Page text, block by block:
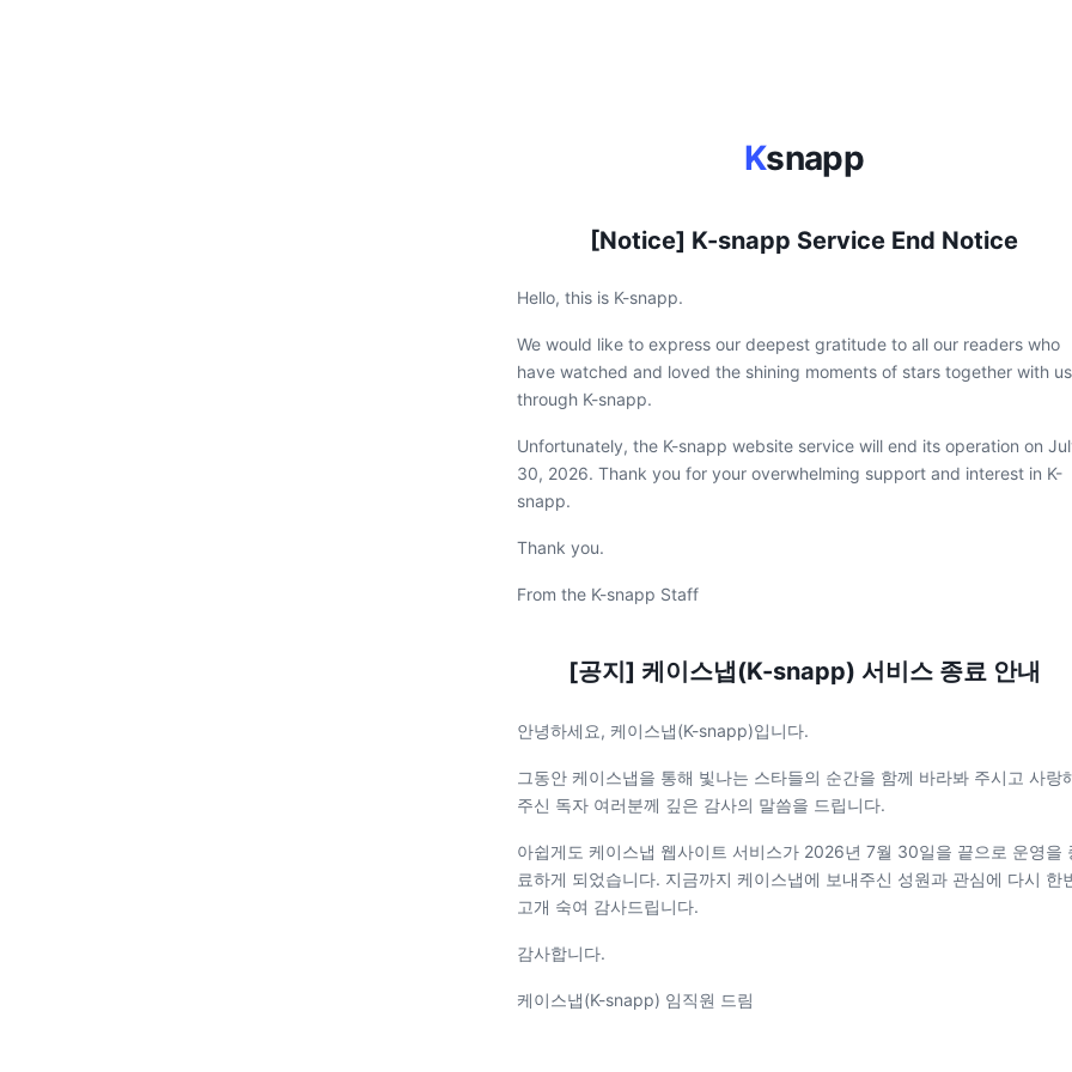
Ksnapp
[Notice] K-snapp Service End Notice
Hello, this is K-snapp.
We would like to express our deepest gratitude to all our readers who
have watched and loved the shining moments of stars together with us
through K-snapp.
Unfortunately, the K-snapp website service will end its operation on
30, 2026. Thank you for your overwhelming support and interest in K-
snapp.
Thank you.
From the K-snapp Staff
[공지] 케이스냅(K-snapp) 서비스 종료 안내
안녕하세요, 케이스냅(K-snapp)입니다.
그동안 케이스냅을 통해 빛나는 스타들의 순간을 함께 바라봐 주시고 사랑
주신 독자 여러분께 깊은 감사의 말씀을 드립니다.
아쉽게도 케이스냅 웹사이트 서비스가 2026년 7월 30일을 끝으로 운영을
료하게 되었습니다. 지금까지 케이스냅에 보내주신 성원과 관심에 다시 한
고개 숙여 감사드립니다.
감사합니다.
케이스냅(K-snapp) 임직원 드림